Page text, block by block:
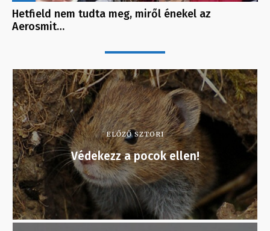
Hetfield nem tudta meg, miről énekel az
Aerosmit…
ELŐZŐ SZTORI
Védekezz a pocok ellen!